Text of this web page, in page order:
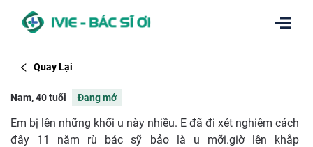
Quay Lại
Nam, 40 tuổi Đang mở
Em bị lên những khối u này nhiều. E đã đi xét nghiêm cách
đây 11 năm rù bác sỹ bảo là u mỡi.giờ lên khắp